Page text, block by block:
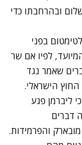
ובהרחבתו כדי
בפני
לפיו אם שר
שאמר נגד
הישראלי.
ליברמן פגע
דברים
והפרמידות.